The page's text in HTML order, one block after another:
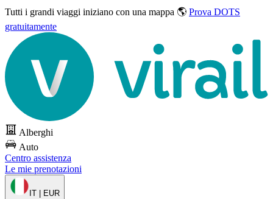
Tutti i grandi viaggi iniziano con una mappa 🌎 Prova DOTS
gratuitamente
Alberghi
Auto
Centro assistenza
Le mie prenotazioni
IT | EUR